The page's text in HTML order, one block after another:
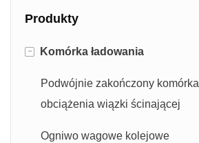
Produkty
- Komórka ładowania
Podwójnie zakończony komórka
obciążenia wiązki ścinającej
Ogniwo wagowe kolejowe